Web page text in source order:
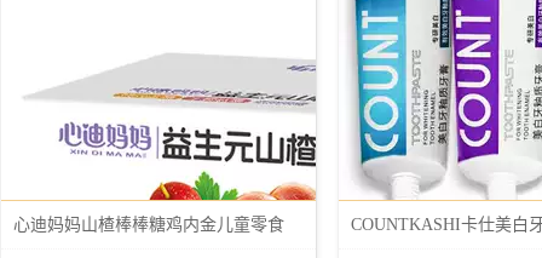
心迪妈妈山楂棒棒糖鸡内金儿童零食 COUNTKASHI卡仕美白